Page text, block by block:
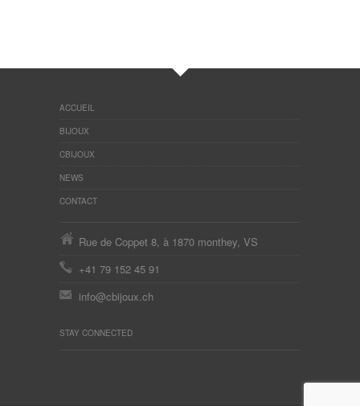
ACCUEIL
BIJOUX
CBIJOUX
NEWS
CONTACT
Rue de Coppet 8, à 1870 monthey, VS
+41 79 152 45 91
info@cbijoux.ch
STAY CONNECTED